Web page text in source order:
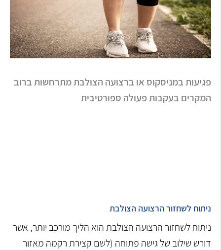
פגיעות במניסקוס או ברצועה הצולבת מתרחשות ברוב
המקרים בעקבות פעולה ספורטיבית
ניתוח לשחזור הרצועה הצולבת
ניתוח לשחזור הרצועה הצולבת הוא הליך מורכב יותר, אשר
דורש שילוב של גישה פתוחה (לשם קצירת רקמה מאזור